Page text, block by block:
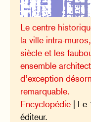
Le centre
la ville intra-
siècle et les
ensemble
d’exception
remarquable.
Encyclopédie |
éditeur.